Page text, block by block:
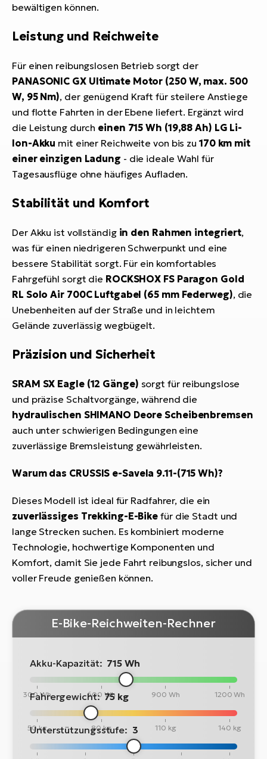
bewältigen können.
Leistung und Reichweite
Für einen reibungslosen Betrieb sorgt der
PANASONIC GX Ultimate Motor (250 W, max. 500
W, 95 Nm), der genügend Kraft für steilere Anstiege
und flotte Fahrten in der Ebene liefert. Ergänzt wird
die Leistung durch einen 715 Wh (19,88 Ah) LG Li-
Ion-Akku mit einer Reichweite von bis zu 170 km mit
einer einzigen Ladung - die ideale Wahl für
Tagesausflüge ohne häufiges Aufladen.
Stabilität und Komfort
Der Akku ist vollständig in den Rahmen integriert,
was für einen niedrigeren Schwerpunkt und eine
bessere Stabilität sorgt. Für ein komfortables
Fahrgefühl sorgt die ROCKSHOX FS Paragon Gold
RL Solo Air 700C Luftgabel (65 mm Federweg), die
Unebenheiten auf der Straße und in leichtem
Gelände zuverlässig wegbügelt.
Präzision und Sicherheit
SRAM SX Eagle (12 Gänge) sorgt für reibungslose
und präzise Schaltvorgänge, während die
hydraulischen SHIMANO Deore Scheibenbremsen
auch unter schwierigen Bedingungen eine
zuverlässige Bremsleistung gewährleisten.
Warum das CRUSSIS e-Savela 9.11-(715 Wh)?
Dieses Modell ist ideal für Radfahrer, die ein
zuverlässiges Trekking-E-Bike für die Stadt und
lange Strecken suchen. Es kombiniert moderne
Technologie, hochwertige Komponenten und
Komfort, damit Sie jede Fahrt reibungslos, sicher und
voller Freude genießen können.
E-Bike-Reichweiten-Rechner
Akku-Kapazität: 715 Wh
300 Wh 600 Wh 900 Wh 1200 Wh
Fahrergewicht: 75 kg
50 kg 80 kg 110 kg 140 kg
Unterstützungsstufe: 3